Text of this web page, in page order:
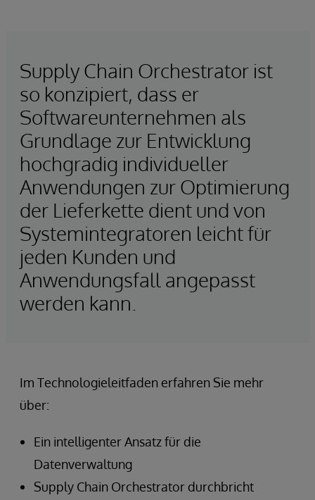
Supply Chain Orchestrator ist
so konzipiert, dass er
Softwareunternehmen als
Grundlage zur Entwicklung
hochgradig individueller
Anwendungen zur Optimierung
der Lieferkette dient und von
Systemintegratoren leicht für
jeden Kunden und
Anwendungsfall angepasst
werden kann.
Im Technologieleitfaden erfahren Sie mehr
über:
Ein intelligenter Ansatz für die
Datenverwaltung
Supply Chain Orchestrator durchbricht